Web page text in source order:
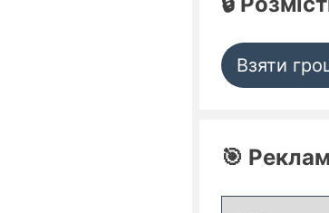
Взяти
🎯